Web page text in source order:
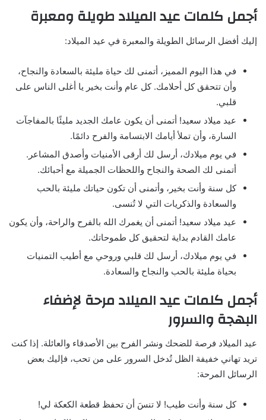
أجمل كلمات عيد الميلاد طويلة ومعبرة
إليك أفضل الرسائل الطويلة والمعبرة في عيد الميلاد:
في هذا اليوم المميز، أتمنى لك حياة مليئة بالسعادة والنجاح،
وأن تتحقق كل أحلامك. كل عام وأنت بخير يا أغلى الناس على
قلبي.
عيد ميلاد سعيد! أتمنى أن يكون عامك الجديد مليئًا بالمفاجآت
السارة، وأن تملأ أيامك الابتسامة والفرح دائمًا.
في يوم ميلادك، أرسل لك أرقى الأمنيات وأصدق المشاعر.
أتمنى لك الصحة والنجاح واللحظات الجميلة مع أحبائك.
كل سنة وأنت بخير، وأتمنى أن تكون حياتك مليئة بالحب
والسعادة والذكريات التي لا تُنسى.
عيد ميلاد سعيد! أتمنى أن يغمرك الله بالفرح والراحة، وأن يكون
عامك القادم بداية لتحقيق كل طموحاتك.
في يوم ميلادك، أرسل لك قلبي وروحي مع أطيب التمنيات
بحياة مليئة بالحب والنجاح والسعادة.
أجمل كلمات عيد الميلاد مرحة لإضفاء
البهجة والسرور
عيد الميلاد فرصة للضحك ونشر الفرح بين الأصدقاء والعائلة. إذا كنت
تريد تهاني خفيفة الظل تُدخل السرور على من تحب، فإليك بعض
الرسائل المرحة:
كل سنة وأنت طيب! لا تنسَ أن تحفظ قطعة الكعكة لي!